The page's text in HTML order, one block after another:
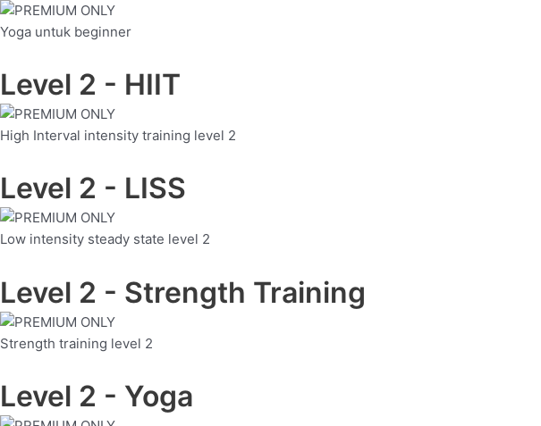
Yoga untuk beginner
Level 2 - HIIT
High Interval intensity training level 2
Level 2 - LISS
Low intensity steady state level 2
Level 2 - Strength Training
Strength training level 2
Level 2 - Yoga